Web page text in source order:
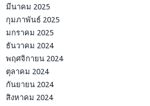
มีนาคม 2025
กุมภาพันธ์ 2025
มกราคม 2025
ธันวาคม 2024
พฤศจิกายน 2024
ตุลาคม 2024
กันยายน 2024
สิงหาคม 2024